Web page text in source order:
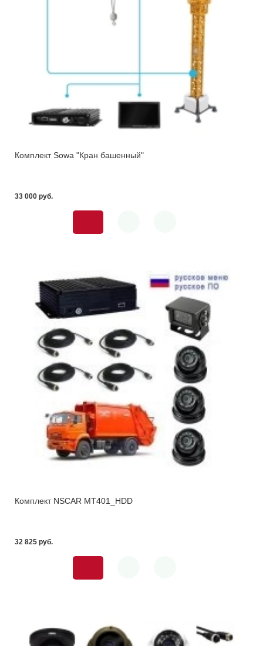
Комплект Sowa "Кран башенный"
33 000 pуб.
Комплект NSCAR MT401_HDD
32 825 pуб.